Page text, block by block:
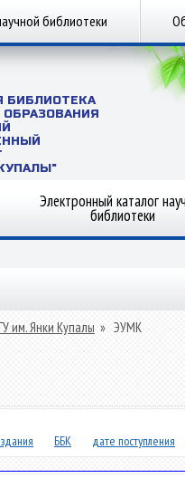
библиотеки
БИБЛИОТЕКА
Электронный каталог
библиотеки
им. Янки Купалы » ЭУМК
ББК дате поступления